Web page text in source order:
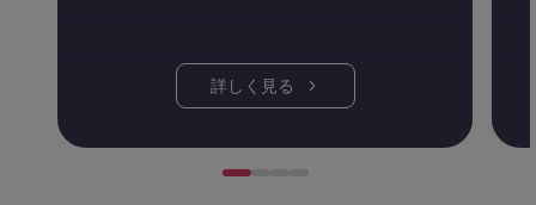
詳しく見る